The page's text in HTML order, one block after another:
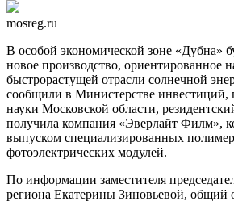
mosreg.ru
В особой экономической зоне «Дубна»
новое производство, ориентированное
быстрорастущей отрасли солнечной
сообщили в Министерстве
науки Московской области,
получила компания «Эверлайт Филм»,
выпуском специализированных
фотоэлектрических модулей.
По информации заместителя
региона Екатерины Зиновьевой, общий